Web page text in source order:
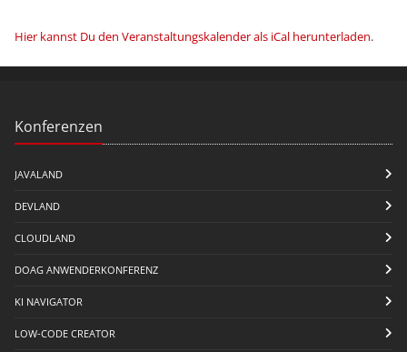
Hier kannst Du den Veranstaltungskalender als iCal herunterladen.
Konferenzen
JAVALAND
DEVLAND
CLOUDLAND
DOAG ANWENDERKONFERENZ
KI NAVIGATOR
LOW-CODE CREATOR